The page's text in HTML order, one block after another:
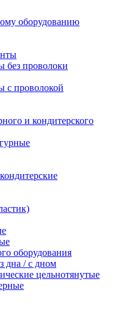
оборудованию
без проволоки
с проволокой
и кондитерского
оборудования
дна / с дном
цельнотянутые